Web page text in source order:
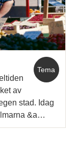
Tema
av
stad. Idag
&a…